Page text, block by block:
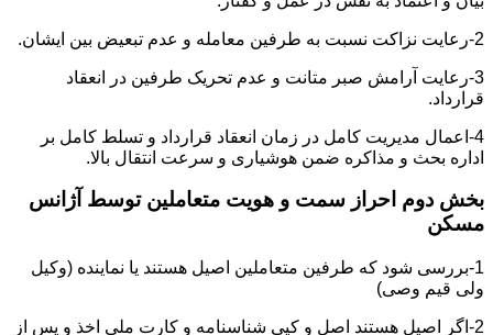
2-رعایت نزاکت نسبت به طرفین معامله و عدم تبعیض بین ایشان.
3-رعایت آرامش صبر متانت و عدم تحریک طرفین در انعقاد
قرارداد.
4-اعمال مدیریت کامل در زمان انعقاد قرارداد و تسلط کامل بر
اداره بحث و مذاکره ضمن هوشیاری و سرعت انتقال بالا.
بخش دوم احراز سمت و هویت متعاملین توسط آژانس
مسکن
1-بررسی شود که طرفین متعاملین اصیل هستند یا نماینده (وکیل
ولی قیم وصی)
2-اگر اصیل هستند اصل و کپی شناسنامه و کارت ملی اخذ و پس از